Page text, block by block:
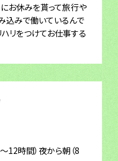
お休みを貰って旅行や
込みで働いているんで
リをつけてお仕事する
12時間）夜から朝（8